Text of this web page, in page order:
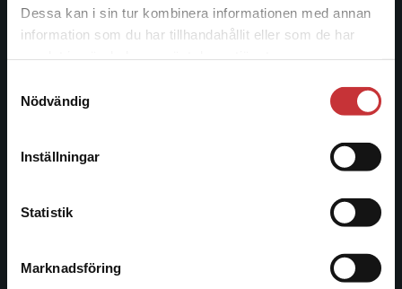
Dessa kan i sin tur kombinera informationen med annan
information som du har tillhandahållit eller som de har
Nödvändig
Inställningar
Statistik
Marknadsföring
Det verkar som att du besöker
studentlitteratur.se via en enhet utanför Sverige.
Vi erbjuder inte leveranser utanför Sverige. För
att kunna slutföra ett köp måste
Postadress:
Box 141
221 00 Lund
Besöksadress:
Kundservice
046-31 21 00